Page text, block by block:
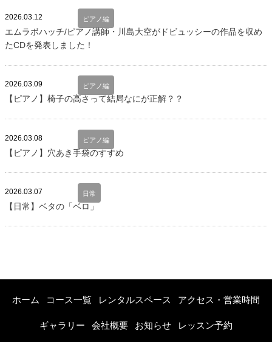
2026.03.12 ピアノ編
エムラボハッチ/ピアノ講師・川島大空がドビュッシーの作品を収め
たCDを発表しました！
2026.03.09 ピアノ編
【ピアノ】椅子の高さって結局なにが正解？？
2026.03.08 ピアノ編
【ピアノ】穴あき手袋のすすめ
2026.03.07 日常
【日常】ベタの「ベロ」
ホーム コース一覧 レンタルスペース アクセス・営業時間
ギャラリー 会社概要 お知らせ レッスン予約